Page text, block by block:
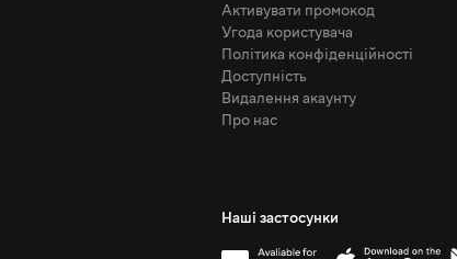
Активувати промокод
Угода користувача
Політика конфіденційності
Доступність
Видалення акаунту
Про нас
Наші застосунки